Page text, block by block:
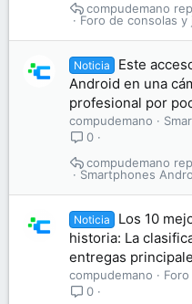
Foro de consolas y
compudemano
Noticia
Este
Android en una
profesional por
compudemano
0
Smartphones
compudemano
Noticia
Los 10
historia: La
entregas
compudemano
0